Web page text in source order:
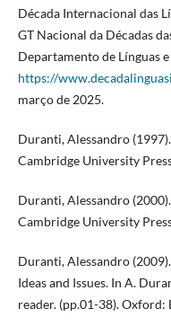
Década Internacional das
GT Nacional da Décadas
Departamento de Línguas
https://
março de 2025.
Duranti, Alessandro
Cambridge University
Duranti, Alessandro
Cambridge University
Duranti, Alessandro
Ideas and Issues. In A.
reader. (pp.01-38). Oxford: